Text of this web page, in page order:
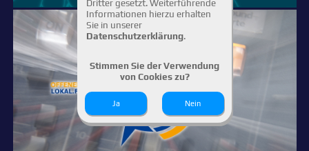
Dritter gesetzt. Weiterführende
Informationen hierzu erhalten
Sie in unserer
Datenschutzerklärung.
Stimmen Sie der Verwendung
von Cookies zu?
Ja Nein